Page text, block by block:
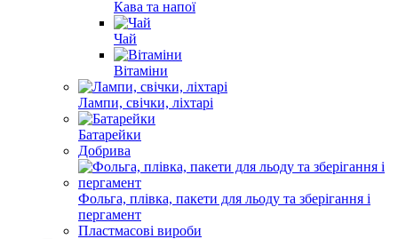
Кава та напої
Чай
Вітаміни
Лампи, свічки, ліхтарі
Батарейки
Добрива
Фольга, плівка, пакети для льоду та зберігання і
пергамент
Пластмасові вироби